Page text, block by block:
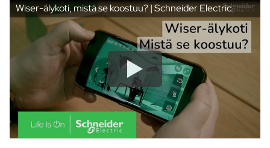
Wiser-älykoti, mistä se koostuu? | Schneider Electric